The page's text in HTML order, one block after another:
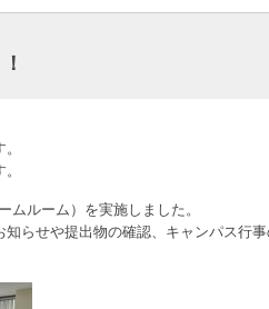
ムルーム）を実施しました。
らせや提出物の確認、キャンパス行事